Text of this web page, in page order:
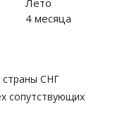
Лето
4 месяца
страны СНГ
сопутствующих